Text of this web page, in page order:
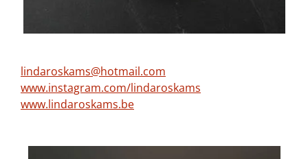
lindaroskams@hotmail.com
www.instagram.com/lindaroskams
www.lindaroskams.be